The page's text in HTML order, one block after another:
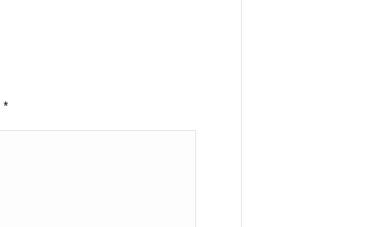
*